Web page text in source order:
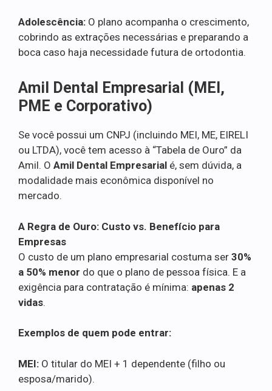
Adolescência: O plano acompanha o crescimento,
cobrindo as extrações necessárias e preparando a
boca caso haja necessidade futura de ortodontia.
Amil Dental Empresarial (MEI,
PME e Corporativo)
Se você possui um CNPJ (incluindo MEI, ME, EIRELI
ou LTDA), você tem acesso à “Tabela de Ouro” da
Amil. O Amil Dental Empresarial é, sem dúvida, a
modalidade mais econômica disponível no
mercado.
A Regra de Ouro: Custo vs. Benefício para
Empresas
O custo de um plano empresarial costuma ser 30%
a 50% menor do que o plano de pessoa física. E a
exigência para contratação é mínima: apenas 2
vidas.
Exemplos de quem pode entrar:
MEI: O titular do MEI + 1 dependente (filho ou
esposa/marido).